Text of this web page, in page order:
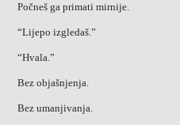
Počneš ga primati mirnije.
“Lijepo izgledaš.”
“Hvala.”
Bez objašnjenja.
Bez umanjivanja.